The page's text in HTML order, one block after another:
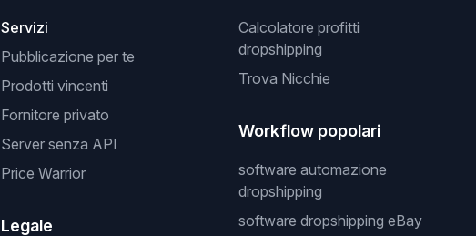
Servizi
Pubblicazione per te
Prodotti vincenti
Fornitore privato
Server senza API
Price Warrior
Legale
Calcolatore profitti
dropshipping
Trova Nicchie
Workflow popolari
software automazione
dropshipping
software dropshipping eBay